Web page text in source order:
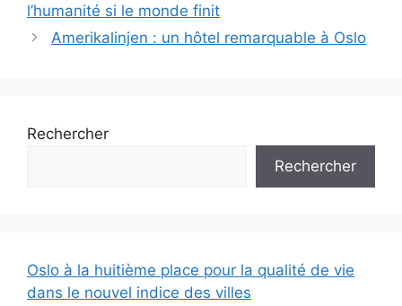
l’humanité si le monde finit
Amerikalinjen : un hôtel remarquable à Oslo
Rechercher
Rechercher
Oslo à la huitième place pour la qualité de vie
dans le nouvel indice des villes